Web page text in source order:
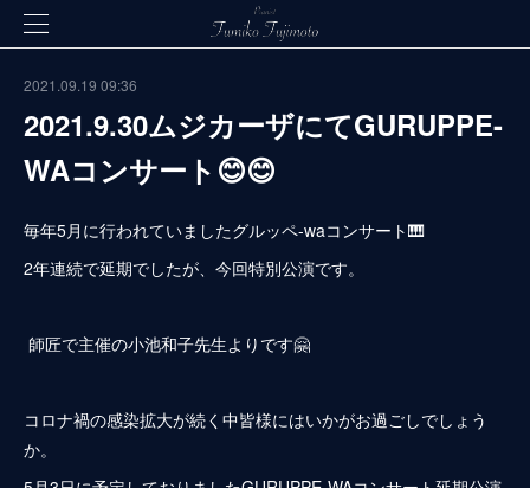
2021.09.19 09:36
2021.9.30ムジカーザにてGURUPPE-
WAコンサート😊😊
毎年5月に行われていましたグルッペ-waコンサート🎹
2年連続で延期でしたが、今回特別公演です。
師匠で主催の小池和子先生よりです🤗
コロナ禍の感染拡大が続く中皆様にはいかがお過ごしでしょう
か。